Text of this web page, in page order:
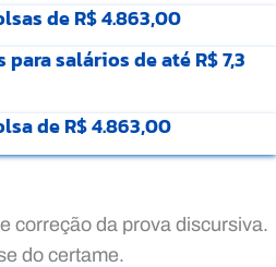
de R$ 4.863,00
salários de até R$ 7,3
de R$ 4.863,00
correção da prova discursiva.
do certame.